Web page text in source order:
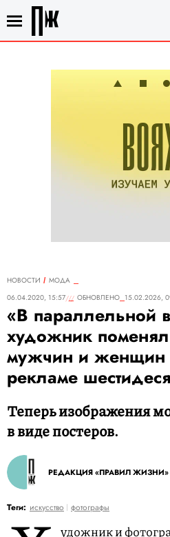
НОВОСТИ
МОДА
06.04.2020, 15:57
ОБНОВЛЕНО 15.02.2026,
«В параллельной
художник поменял
мужчин и женщин
рекламе
Теперь изображения
в виде постеров.
РЕДАКЦИЯ «ПРАВИЛ ЖИЗНИ»
Теги: искусство фотографы
удожник и